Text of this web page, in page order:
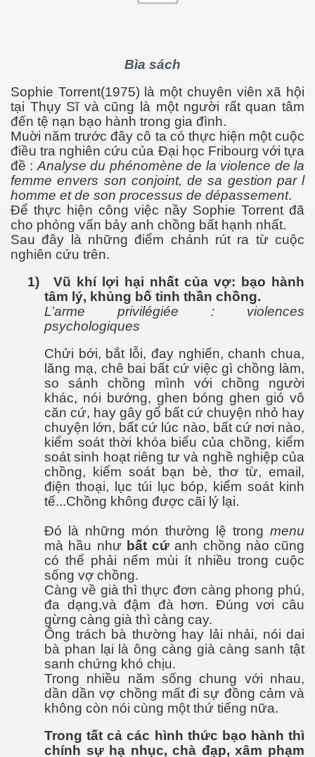
Bìa sách
Sophie Torrent(1975) là một chuyên viên xã hội
tại Thụy Sĩ và cũng là một người rất quan tâm
đến tệ nạn bạo hành trong gia đình.
Muời năm trước đây cô ta có thực hiện một cuộc
điều tra nghiên cứu của Đại học Fribourg với tựa
đề : Analyse du phénomène de la violence de la
femme envers son conjoint, de sa gestion par l
homme et de son processus de dépassement.
Để thực hiện công việc nầy Sophie Torrent đã
cho phỏng vấn bảy anh chồng bất hạnh nhất.
Sau đây là những điểm chánh rút ra từ cuộc
nghiên cứu trên.
1)
Vũ khí lợi hại nhất của vợ: bạo hành
tâm lý, khủng bố tinh thần chồng.
L’arme privilégiée : violences
psychologiques
Chửi bới, bắt lỗi, đay nghiến, chanh chua,
lăng mạ, chê bai bất cứ việc gì chồng làm,
so sánh chồng mình với chồng người
khác, nói bướng, ghen bóng ghen gió vô
căn cứ, hay gây gổ bất cứ chuyện nhỏ hay
chuyện lớn, bất cứ lúc nào, bất cứ nơi nào,
kiểm soát thời khóa biểu của chồng, kiểm
soát sinh hoạt riêng tư và nghề nghiệp của
chồng, kiểm soát bạn bè, thơ từ, email,
điện thoại, lục túi lục bóp, kiểm soát kinh
tế...Chồng không được cãi lý lại.
Đó là những món thường lệ trong menu
mà hầu như bất cứ anh chồng nào cũng
có thể phải nếm mùi ít nhiều trong cuộc
sống vợ chồng.
Càng về già thì thực đơn càng phong phú,
đa dạng,và đậm đà hơn. Đúng vơi câu
gừng càng già thì càng cay.
Ông trách bà thường hay lải nhải, nói dai
bà phan lại là ông càng già càng sanh tật
sanh chứng khó chịu.
Trong nhiều năm sống chung với nhau,
dần dần vợ chồng mất đi sự đồng cảm và
không còn nói cùng một thứ tiếng nữa.
Trong tất cả các hình thức bạo hành thì
chính sự hạ nhục, chà đạp, xâm phạm
- Phần 1
Pháp